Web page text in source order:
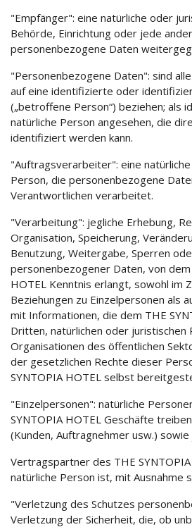
"Empfänger": eine natürliche oder
Behörde, Einrichtung oder jede
personenbezogene Daten
"Personenbezogene Daten": sind
auf eine identifizierte oder
(„betroffene Person“) beziehen; als
natürliche Person angesehen, die
identifiziert werden kann.
"Auftragsverarbeiter": eine
Person, die personenbezogene
Verantwortlichen verarbeitet.
"Verarbeitung": jegliche Erhebung,
Organisation, Speicherung,
Benutzung, Weitergabe, Sperren
personenbezogener Daten, von dem
HOTEL Kenntnis erlangt, sowohl im
Beziehungen zu Einzelpersonen als
mit Informationen, die dem THE
Dritten, natürlichen oder juristischen
Organisationen des öffentlichen
der gesetzlichen Rechte dieser
SYNTOPIA HOTEL selbst
"Einzelpersonen": natürliche
SYNTOPIA HOTEL Geschäfte
(Kunden, Auftragnehmer usw.)
Vertragspartner des THE
natürliche Person ist, mit Ausnahme
"Verletzung des Schutzes
Verletzung der Sicherheit, die, ob